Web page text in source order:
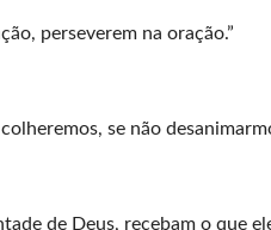
perseverem na oração.”
se não
de Deus, recebam o que